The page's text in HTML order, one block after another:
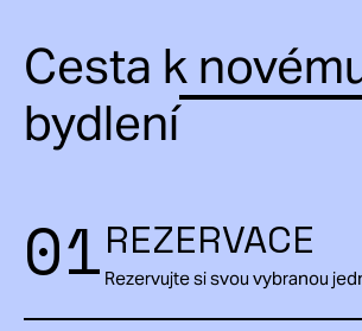
Cesta k
bydlení
01REZERVACE
Rezervujte si svou vybranou